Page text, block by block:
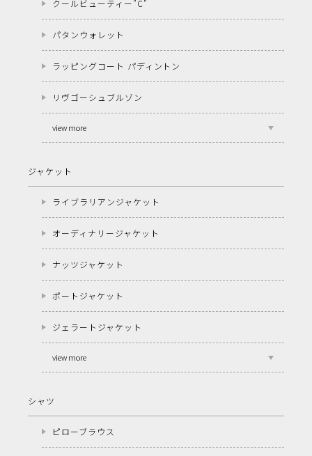
クールビューティー"C"
パタンウォレット
ラッピングコート パディントン
リヴゴーシュブルゾン
view more
ジャケット
ライブラリアンジャケット
オーディナリージャケット
ナッツジャケット
ポートジャケット
ジェラートジャケット
view more
シャツ
ピローブラウス